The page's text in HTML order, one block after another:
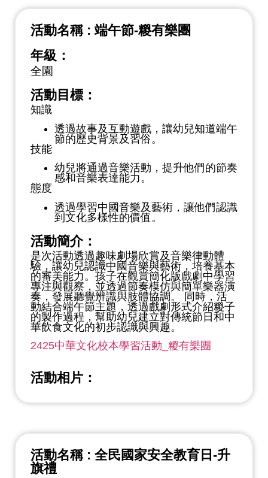
活動名稱 : 端午節-糉有樂團
年級：
全園
活動目標：
知識
透過故事及互動遊戲，讓幼兒知道端午
節的歷史背景及習俗。
技能
幼兒將通過音樂活動，提升他們的節奏
感和音樂表達能力。
態度
透過學習中國音樂及藝術，讓他們認識
到文化多樣性的價值。
活動簡介：
是次活動透過趣味劇場欣賞及音樂律動體
驗，讓幼兒認識中國音樂與藝術，培養基本
的審美能力。孩子在觀賞簡化版戲劇中學習
專注與觀察，並透過節奏模仿與簡單樂器演
奏，發展聽覺辨識與肢體協調。 同時，活
動結合端午節主題，透過戲劇形式介紹糉子
的製作過程，幫助幼兒建立對傳統節日和中
華飲食文化的初步認識與興趣。
2425中華文化校本學習活動_糉有樂團
活動相片：
活動名稱 : 全民國家安全教育日-升
旗禮